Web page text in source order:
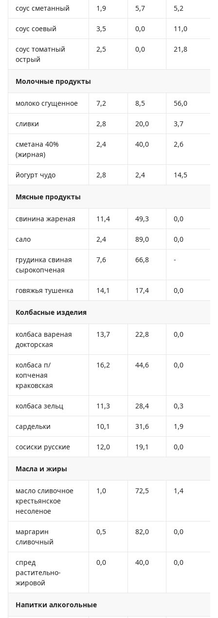
соус сметанный 1,9 5,7 5,2
соус соевый 3,5 0,0 11,0
соус томатный
острый
2,5 0,0 21,8
Молочные продукты
молоко сгущенное 7,2 8,5 56,0
сливки 2,8 20,0 3,7
сметана 40%
(жирная)
2,4 40,0 2,6
йогурт чудо 2,8 2,4 14,5
Мясные продукты
свинина жареная 11,4 49,3 0,0
сало 2,4 89,0 0,0
грудинка свиная
сырокопченая
7,6 66,8 -
говяжья тушенка 14,1 17,4 0,0
Колбасные изделия
колбаса вареная
докторская
13,7 22,8 0,0
колбаса п/
копченая
краковская
16,2 44,6 0,0
колбаса зельц 11,3 28,4 0,3
сардельки 10,1 31,6 1,9
сосиски русские 12,0 19,1 0,0
Масла и жиры
масло сливочное
крестьянское
несоленое
1,0 72,5 1,4
маргарин
сливочный
0,5 82,0 0,0
спред
растительно-
жировой
0,0 40,0 0,0
Напитки алкогольные